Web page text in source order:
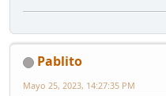
Pablito
Mayo 25, 2023, 14:27:35 PM